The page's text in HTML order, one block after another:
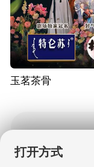
玉茗茶骨
打开方式